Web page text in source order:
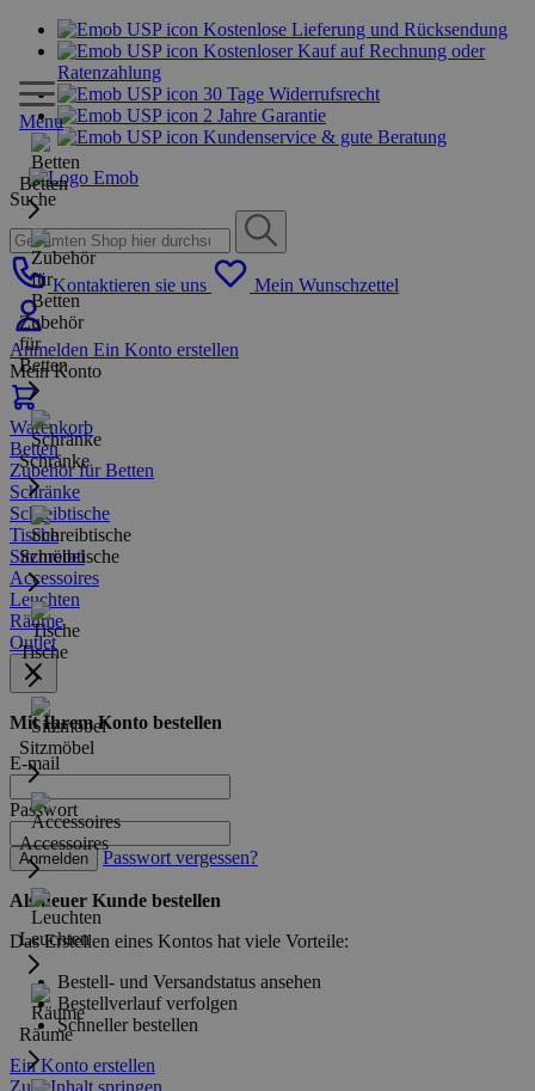
Kostenlose Lieferung und Rücksendung
Kostenloser Kauf auf Rechnung oder
Ratenzahlung
30 Tage Widerrufsrecht
2 Jahre Garantie
Kundenservice & gute Beratung
Suche
Kontaktieren sie uns Mein Wunschzettel
Anmelden Ein Konto erstellen
Mein Konto
Warenkorb
Menu
Betten
Zubehör
für
Betten
Schränke
Schreibtische
Tische
Sitzmöbel
Accessoires
Leuchten
Räume
Betten
Zubehör für Betten
Schränke
Schreibtische
Tische
Sitzmöbel
Accessoires
Leuchten
Räume
Outlet
Mit Ihrem Konto bestellen
E-mail
Passwort
Anmelden Passwort vergessen?
Als neuer Kunde bestellen
Das Erstellen eines Kontos hat viele Vorteile:
Bestell- und Versandstatus ansehen
Bestellverlauf verfolgen
Schneller bestellen
Ein Konto erstellen
Zum Inhalt springen